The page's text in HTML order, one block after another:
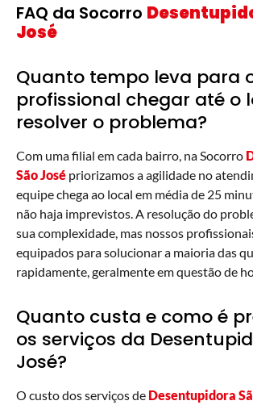
FAQ da Socorro
José
Quanto tempo leva para
profissional chegar até o
resolver o problema?
Com uma filial em cada bairro, na Socorro
São José priorizamos a agilidade no
equipe chega ao local em média de 25
não haja imprevistos. A resolução do
sua complexidade, mas nossos
equipados para solucionar a maioria das
rapidamente, geralmente em questão de
Quanto custa e como é
os serviços da
José?
O custo dos serviços de Desentupidora